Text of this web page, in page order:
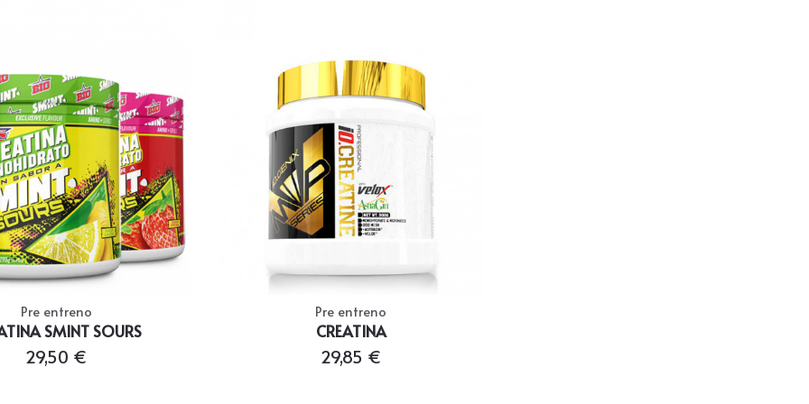
Pre entreno
SMINT SOURS
29,50 €
Pre entreno
CREATINA
29,85 €